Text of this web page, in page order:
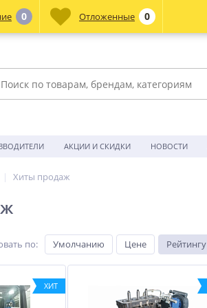
АКЦИИ И СКИДКИ НОВОСТИ
Хиты продаж
по: Умолчанию Цене Рейтингу
ХИТ
0 Отложенные 0